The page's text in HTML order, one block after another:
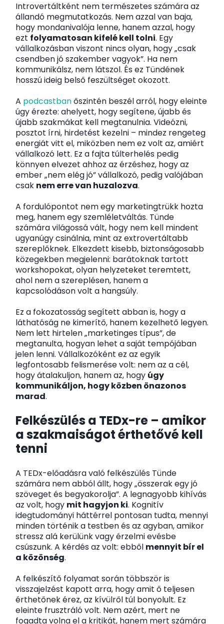
Introvertáltként nem természetes számára az
állandó megmutatkozás. Nem azzal van baja,
hogy mondanivalója lenne, hanem azzal, hogy
ezt folyamatosan kifelé kell tolni. Egy
vállalkozásban viszont nincs olyan, hogy „csak
csendben jó szakember vagyok”. Ha nem
kommunikálsz, nem látszol. És ez Tündének
hosszú ideig belső feszültséget okozott.
A podcastbanőszintén beszél arról, hogy eleinte
úgy érezte: ahelyett, hogy segítene, újabb és
újabb szakmákat kell megtanulnia. Videózni,
posztot írni, hirdetést kezelni – mindez rengeteg
energiát vitt el, miközben nem ez volt az, amiért
vállalkozó lett. Ez a fajta túlterhelés pedig
könnyen elvezet ahhoz az érzéshez, hogy az
ember „nem elég jó” vállalkozó, pedig valójában
csak nem erre van huzalozva.
A fordulópontot nem egy marketingtrükk hozta
meg, hanem egy szemléletváltás. Tünde
számára világossá vált, hogy nem kell mindent
ugyanúgy csinálnia, mint az extrovertáltabb
szereplőknek. Elkezdett kisebb, biztonságosabb
közegekben megjelenni: barátoknak tartott
workshopokat, olyan helyzeteket teremtett,
ahol nem a szereplésen, hanem a
kapcsolódáson volt a hangsúly.
Ez a fokozatosság segített abban is, hogy a
láthatóság ne kimerítő, hanem kezelhető legyen.
Nem lett hirtelen „marketinges típus”, de
megtanulta, hogyan lehet a saját tempójában
jelen lenni. Vállalkozóként ez az egyik
legfontosabb felismerése volt: nem az a cél,
hogy átalakuljon, hanem az, hogy úgy
kommunikáljon, hogy közben önazonos
marad.
Felkészülés a TEDx-re – amikor
a szakmaiságot érthetővé kell
tenni
A TEDx-előadásra való felkészülés Tünde
számára nem abból állt, hogy „összerak egy jó
szöveget és begyakorolja”. A legnagyobb kihívás
az volt, hogy mit hagyjon ki. Kognitív
idegtudományi háttérrel pontosan tudta, mennyi
minden történik a testben és az agyban, amikor
stressz alá kerülünk vagy érzelmi evésbe
csúszunk. A kérdés az volt: ebből mennyit bír el
a közönség.
A felkészítő folyamat során többször is
visszajelzést kapott arra, hogy amit ő teljesen
érthetőnek érez, az kívülről túl bonyolult. Ez
eleinte frusztráló volt. Nem azért, mert ne
fogadta volna el a kritikát, hanem mert számára